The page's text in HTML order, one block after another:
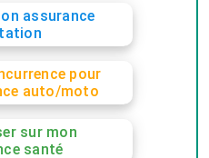
assurance
pour
auto/moto
sur mon
santé